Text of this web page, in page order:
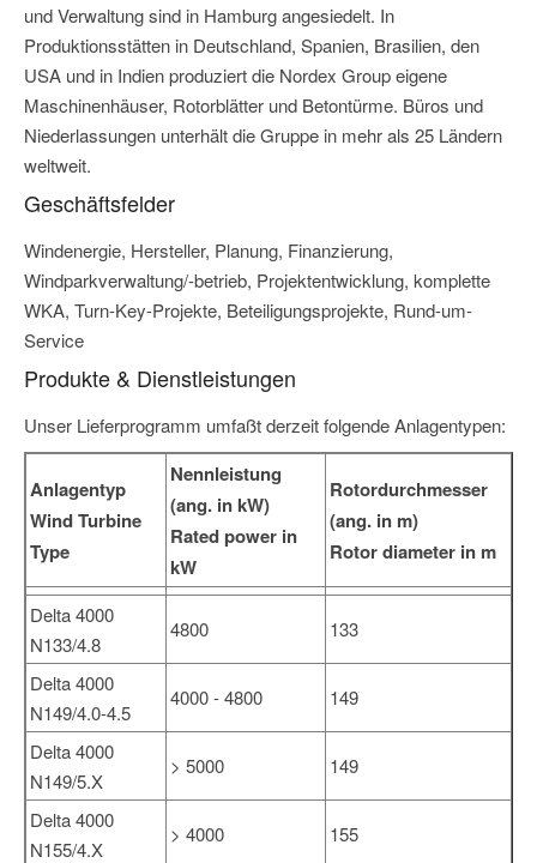
und Verwaltung sind in Hamburg angesiedelt. In
Produktionsstätten in Deutschland, Spanien, Brasilien, den
USA und in Indien produziert die Nordex Group eigene
Maschinenhäuser, Rotorblätter und Betontürme. Büros und
Niederlassungen unterhält die Gruppe in mehr als 25 Ländern
weltweit.
Geschäftsfelder
Windenergie, Hersteller, Planung, Finanzierung,
Windparkverwaltung/-betrieb, Projektentwicklung, komplette
WKA, Turn-Key-Projekte, Beteiligungsprojekte, Rund-um-
Service
Produkte & Dienstleistungen
Unser Lieferprogramm umfaßt derzeit folgende Anlagentypen:
Anlagentyp
Wind Turbine
Type
Nennleistung
(ang. in kW)
Rated power in
kW
Rotordurchmesser
(ang. in m)
Rotor diameter in m
Delta 4000
N133/4.8
4800 133
Delta 4000
N149/4.0-4.5
4000 - 4800 149
Delta 4000
N149/5.X
> 5000 149
Delta 4000
N155/4.X
> 4000 155